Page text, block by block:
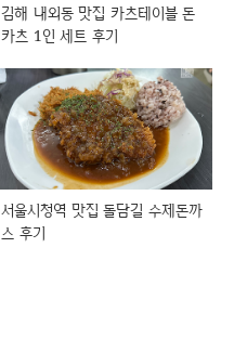
김해 내외동 맛집 카츠테이블 돈
카츠 1인 세트 후기
서울시청역 맛집 돌담길 수제돈까
스 후기